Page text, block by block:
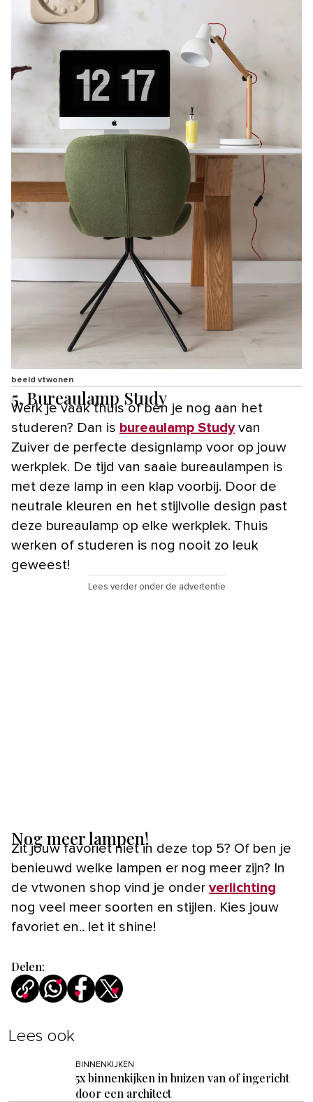
beeld vtwonen
5. Bureaulamp Study
Werk je vaak thuis of ben je nog aan het
studeren? Dan is bureaulamp Studyvan
Zuiver de perfecte designlamp voor op jouw
werkplek. De tijd van saaie bureaulampen is
met deze lamp in een klap voorbij. Door de
neutrale kleuren en het stijlvolle design past
deze bureaulamp op elke werkplek. Thuis
werken of studeren is nog nooit zo leuk
geweest!
Lees verder onder de advertentie
Nog meer lampen!
Zit jouw favoriet niet in deze top 5? Of ben je
benieuwd welke lampen er nog meer zijn? In
de vtwonen shop vind je onder verlichting
nog veel meer soorten en stijlen. Kies jouw
favoriet en.. let it shine!
Delen:
Lees ook
BINNENKIJKEN
5x binnenkijken in huizen van of ingericht
door een architect